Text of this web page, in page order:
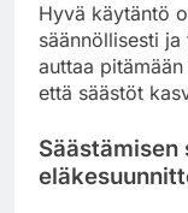
Hyvä käytäntö
säännöllisesti
auttaa
että säästöt